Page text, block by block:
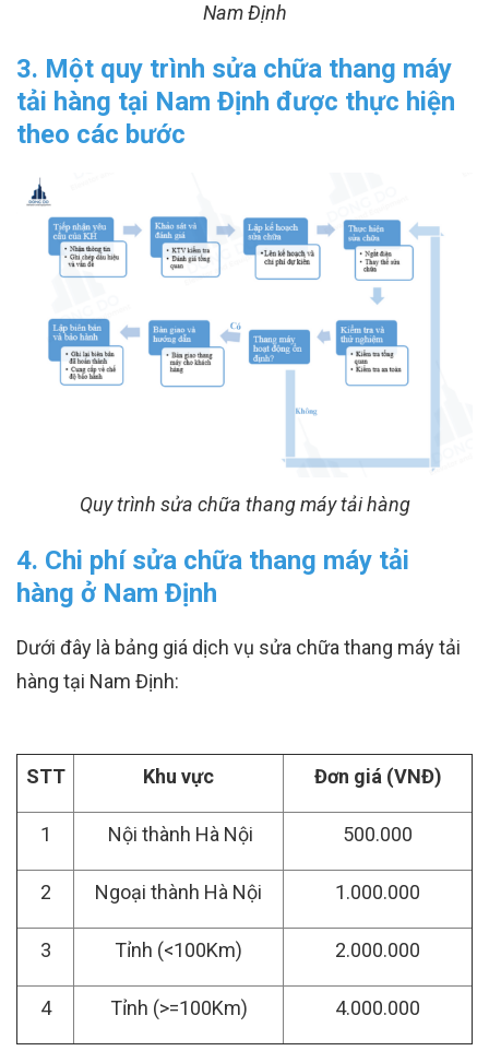
Nam Định
3. Một quy trình sửa chữa thang máy
tải hàng tại Nam Định được thực hiện
theo các bước
Quy trình sửa chữa thang máy tải hàng
4. Chi phí sửa chữa thang máy tải
hàng ở Nam Định
Dưới đây là bảng giá dịch vụ sửa chữa thang máy tải
hàng tại Nam Định:
STT Khu vực Đơn giá (VNĐ)
1 Nội thành Hà Nội 500.000
2 Ngoại thành Hà Nội 1.000.000
3 Tỉnh (<100Km) 2.000.000
4 Tỉnh (>=100Km) 4.000.000